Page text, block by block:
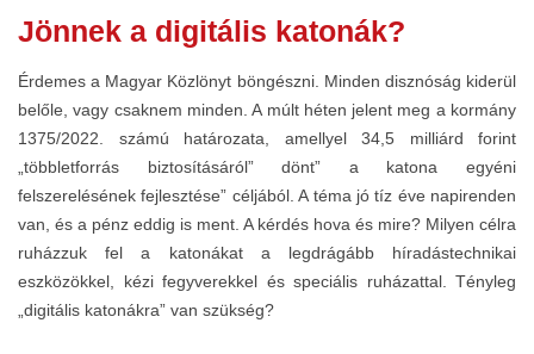
Jönnek a digitális katonák?
Érdemes a Magyar Közlönyt böngészni. Minden disznóság kiderül
belőle, vagy csaknem minden. A múlt héten jelent meg a kormány
1375/2022. számú határozata, amellyel 34,5 milliárd forint
„többletforrás biztosításáról” dönt” a katona egyéni
felszerelésének fejlesztése” céljából. A téma jó tíz éve napirenden
van, és a pénz eddig is ment. A kérdés hova és mire? Milyen célra
ruházzuk fel a katonákat a legdrágább híradástechnikai
eszközökkel, kézi fegyverekkel és speciális ruházattal. Tényleg
„digitális katonákra” van szükség?